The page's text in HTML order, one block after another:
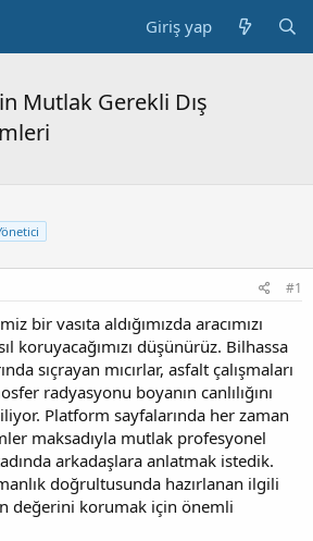
Giriş yap
Mutlak Gerekli Dış
#1
bir vasıta aldığımızda aracımızı
koruyacağımızı düşünürüz. Bilhassa
sıçrayan mıcırlar, asfalt çalışmaları
radyasyonu boyanın canlılığını
Platform sayfalarında her zaman
maksadıyla mutlak profesyonel
arkadaşlara anlatmak istedik.
doğrultusunda hazırlanan ilgili
değerini korumak için önemli